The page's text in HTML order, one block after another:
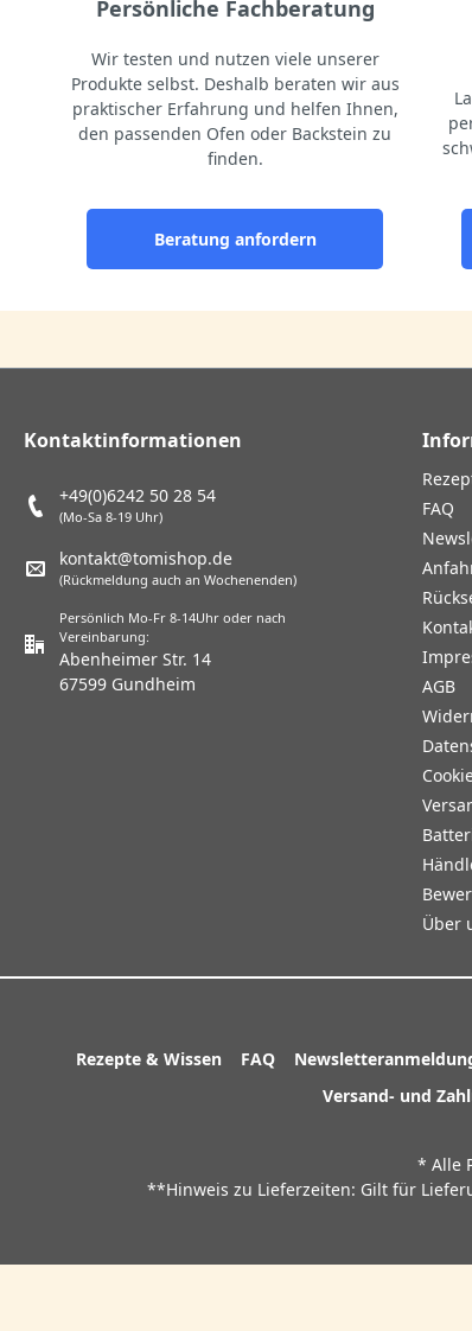
Persönliche Fachberatung
Wir testen und nutzen viele unserer
Produkte selbst. Deshalb beraten wir aus
praktischer Erfahrung und helfen Ihnen,
den passenden Ofen oder Backstein zu
finden.
Beratung anfordern
Kontaktinformationen
+49(0)6242 50 28 54
(Mo-Sa 8-19 Uhr)
kontakt@tomishop.de
(Rückmeldung auch an Wochenenden)
Persönlich Mo-Fr 8-14Uhr oder nach
Vereinbarung:
Abenheimer Str. 14
67599 Gundheim
FAQ
AGB
Über
Rezepte & Wissen FAQ
Versand- und
* Alle
**Hinweis zu Lieferzeiten: Gilt für